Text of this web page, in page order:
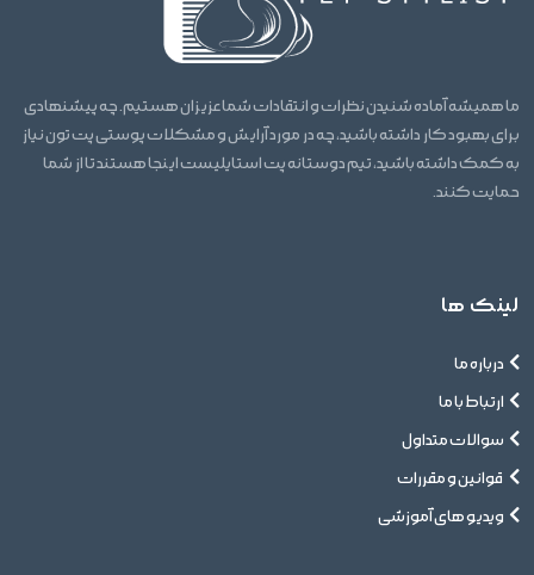
ما همیشه آماده شنیدن نظرات و انتقادات شما عزیزان هستیم. چه پیشنهادی
برای بهبود کار داشته باشید، چه در مورد آرایش و مشکلات پوستی پت تون نیاز
به کمک داشته باشید، تیم دوستانه پت استایلیست اینجا هستند تا از شما
حمایت کنند.
لینک ها
درباره ما
ارتباط با ما
سوالات متداول
قوانین و مقررات
ویدیو های آموزشی